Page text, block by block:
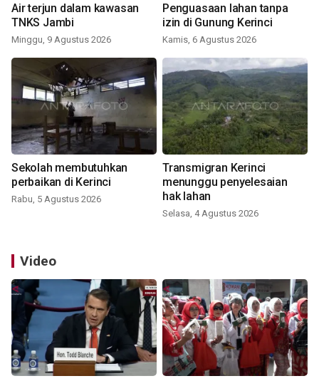
Air terjun dalam kawasan
TNKS Jambi
Minggu, 9 Agustus 2026
Penguasaan lahan tanpa
izin di Gunung Kerinci
Kamis, 6 Agustus 2026
Sekolah membutuhkan
perbaikan di Kerinci
Rabu, 5 Agustus 2026
Transmigran Kerinci
menunggu penyelesaian
hak lahan
Selasa, 4 Agustus 2026
Video